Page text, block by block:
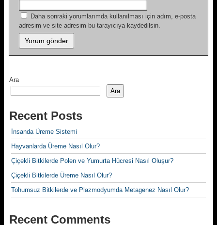
Daha sonraki yorumlarımda kullanılması için adım, e-posta
adresim ve site adresim bu tarayıcıya kaydedilsin.
Ara
Ara
Recent Posts
İnsanda Üreme Sistemi
Hayvanlarda Üreme Nasıl Olur?
Çiçekli Bitkilerde Polen ve Yumurta Hücresi Nasıl Oluşur?
Çiçekli Bitkilerde Üreme Nasıl Olur?
Tohumsuz Bitkilerde ve Plazmodyumda Metagenez Nasıl Olur?
Recent Comments